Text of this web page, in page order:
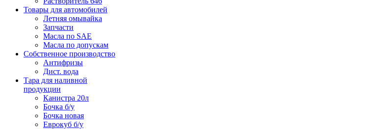
Товары для автомобилей
Летняя омывайка
Запчасти
Масла по SAE
Масла по допускам
Собственное производство
Антифризы
Дист. вода
Тара для наливной
продукции
Канистра 20л
Бочка б/у
Бочка новая
Еврокуб б/у